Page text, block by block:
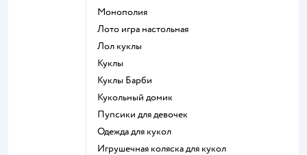
Монополия
Лото игра настольная
Лол куклы
Куклы
Куклы Барби
Кукольный домик
Пупсики для девочек
Одежда для кукол
Игрушечная коляска для кукол